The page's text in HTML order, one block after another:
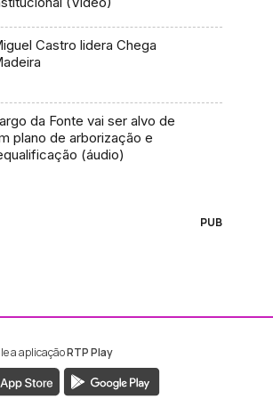
Castro lidera Chega
da Fonte vai ser alvo de
plano de arborização e
(áudio)
PUB
Madeira
Madeira
a aplicaçãoRTP Play